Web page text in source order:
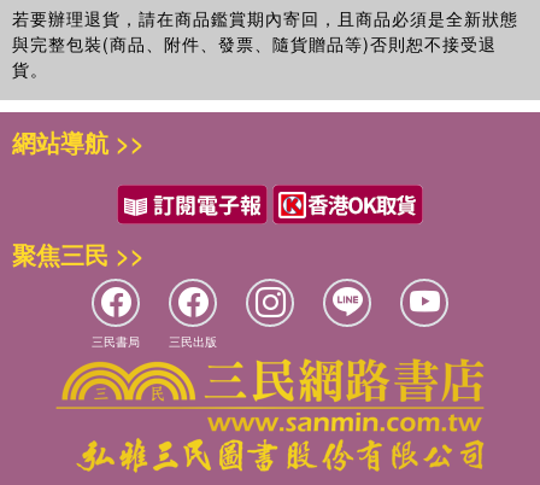
廖秀紋
學歷：國立台灣師範大學人類發展與家庭學系幼教組碩士
經歷：財團法人婦聯聽障文教基金會附設台中市私立至德聽語中心
財團法人婦聯聽障文教基金會附設台中市私立至德聽語中心聽語教
問題：也許是學習能力所限，使得孩子來不及消化吸收爆炸的資
訊；也許是社會、情緒調節能力未培育，面對複雜的內在感受，不
知如何調適和表達；也許是過去的學習未發展出解決問題的能力，
使得處理身邊發生的問題時，缺乏敏銳的覺知和處理的方法，或過
度敏銳而反應不當。我們因而深知發展是遺傳和環境多領域、多層
展的問題，而是應該從身心靈全人發展的觀點來解決和預防聽損衍
台灣新生兒聽力篩檢已於2012年全面施行，面對國家未來的主人
翁，在生命初始便參與影響他一生的療育工作者，是需要如履薄冰
地謹慎，因為凡走過必留下痕跡，發展無法重新來過。我們既然已
經知道影響學習和成長的關鍵，是嬰幼兒身邊的環境（人、事、
物），激發學習的隱形力量，是嬰幼兒從出生後與環境互動中所培
養的安全感、獨立自主、情緒調節、品格力等素養，我們怎能置若
罔聞而毫無行動？二十多年來基金會全心投入聽損早期療育的變
革，雖然沒有可以模仿的樣板，但多了可自由探索的靈活度。我們
若要辦理退貨，請在商品鑑賞期內寄回，且商品必須是全新狀態
與完整包裝(商品、附件、發票、隨貨贈品等)否則恕不接受退
貨。
網站導航 >>
聚焦三民 >>
三民書局 三民出版